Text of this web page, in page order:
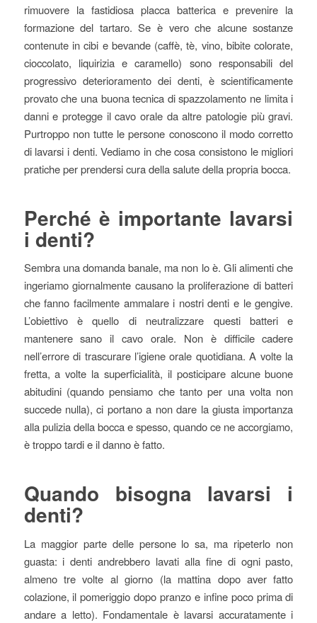
rimuovere la fastidiosa placca batterica e prevenire la
formazione del tartaro. Se è vero che alcune sostanze
contenute in cibi e bevande (caffè, tè, vino, bibite colorate,
cioccolato, liquirizia e caramello) sono responsabili del
progressivo deterioramento dei denti, è scientificamente
provato che una buona tecnica di spazzolamento ne limita i
danni e protegge il cavo orale da altre patologie più gravi.
Purtroppo non tutte le persone conoscono il modo corretto
di lavarsi i denti. Vediamo in che cosa consistono le migliori
pratiche per prendersi cura della salute della propria bocca.
Perché è importante lavarsi
i denti?
Sembra una domanda banale, ma non lo è. Gli alimenti che
ingeriamo giornalmente causano la proliferazione di batteri
che fanno facilmente ammalare i nostri denti e le gengive.
L’obiettivo è quello di neutralizzare questi batteri e
mantenere sano il cavo orale. Non è difficile cadere
nell’errore di trascurare l’igiene orale quotidiana. A volte la
fretta, a volte la superficialità, il posticipare alcune buone
abitudini (quando pensiamo che tanto per una volta non
succede nulla), ci portano a non dare la giusta importanza
alla pulizia della bocca e spesso, quando ce ne accorgiamo,
è troppo tardi e il danno è fatto.
Quando bisogna lavarsi i
denti?
La maggior parte delle persone lo sa, ma ripeterlo non
guasta: i denti andrebbero lavati alla fine di ogni pasto,
almeno tre volte al giorno (la mattina dopo aver fatto
colazione, il pomeriggio dopo pranzo e infine poco prima di
andare a letto). Fondamentale è lavarsi accuratamente i